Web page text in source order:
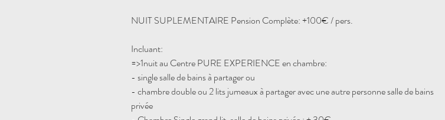
NUIT SUPLEMENTAIRE Pension Complète: +100€ / pers.
Incluant:
=>1nuit au Centre PURE EXPERIENCE en chambre:
- single salle de bains à partager ou
- chambre double ou 2 lits jumeaux à partager avec une autre personne salle de bains
privée